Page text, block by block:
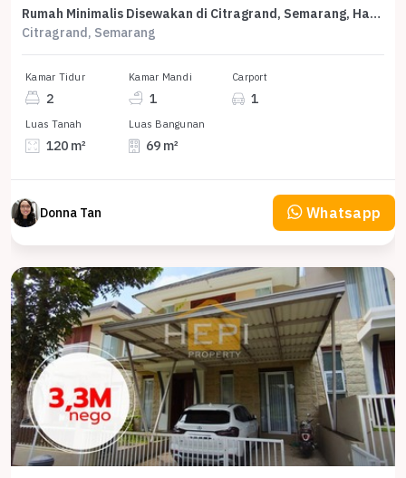
Rumah Minimalis Disewakan di Citragrand, Semarang, Harga Ekonomis
Citragrand, Semarang
Kamar Tidur
2
Kamar Mandi
1
Carport
1
Luas Tanah
120 m²
Luas Bangunan
69 m²
Donna Tan Whatsapp